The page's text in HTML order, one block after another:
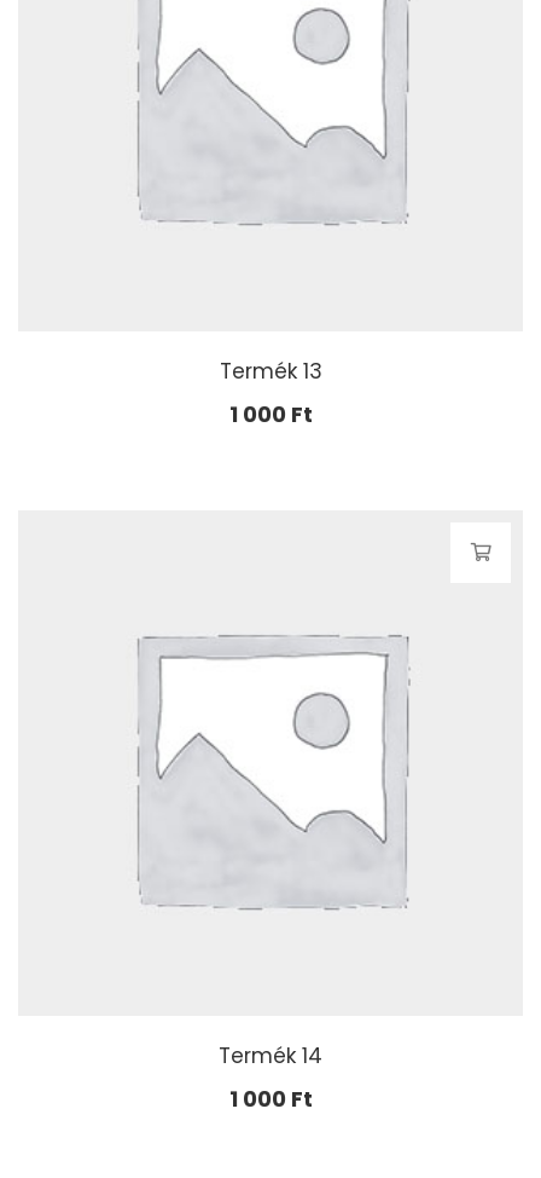
Termék 13
1 000 Ft
Termék 14
1 000 Ft